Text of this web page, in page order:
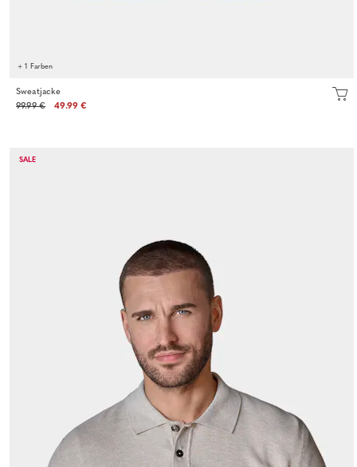
+ 1 Farben
Sweatjacke
99.99 €
49.99 €
SALE